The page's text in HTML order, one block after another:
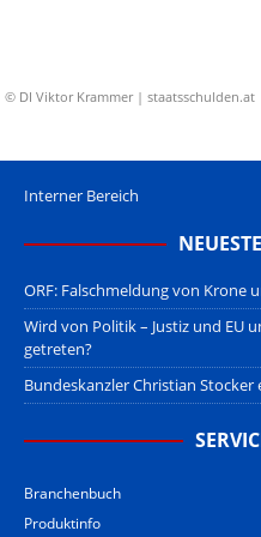
© DI Viktor Krammer | staatsschulden.at
Interner Bereich
ORF: Falschmeldung von Krone
Wird von Politik – Justiz und EU
getreten?
Bundeskanzler Christian Stocker
Branchenbuch
Produktinfo